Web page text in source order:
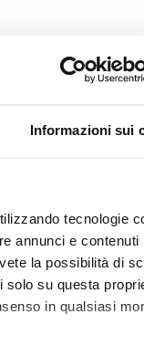
Informazioni sui
tecnologie
annunci e contenuti
la possibilità di
su questa
in qualsiasi
a livello di
un altro punto
di rifiuti in
di qualità,